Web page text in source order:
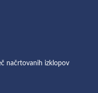
načrtovanih izklopov